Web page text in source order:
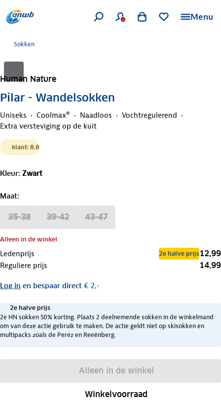
Menu
Sokken
Human Nature
Pilar - Wandelsokken
Uniseks Coolmax® Naadloos
Vochtregulerend
Extra versteviging op de kuit
klant: 8.8
Kleur: Zwart
Maat:
35-38 39-42 43-47
Alleen in de winkel
Ledenprijs 2e halve prijs12,99
Reguliere prijs 14,99
Log in en bespaar direct € 2,-
2e halve prijs
2e HN sokken 50% korting. Plaats 2 deelnemende sokken in de winkelmand
om van deze actie gebruik te maken. De actie geldt niet op skisokken en
multipacks zoals de Perez en Reeënberg.
Alleen in de winkel
Winkelvoorraad